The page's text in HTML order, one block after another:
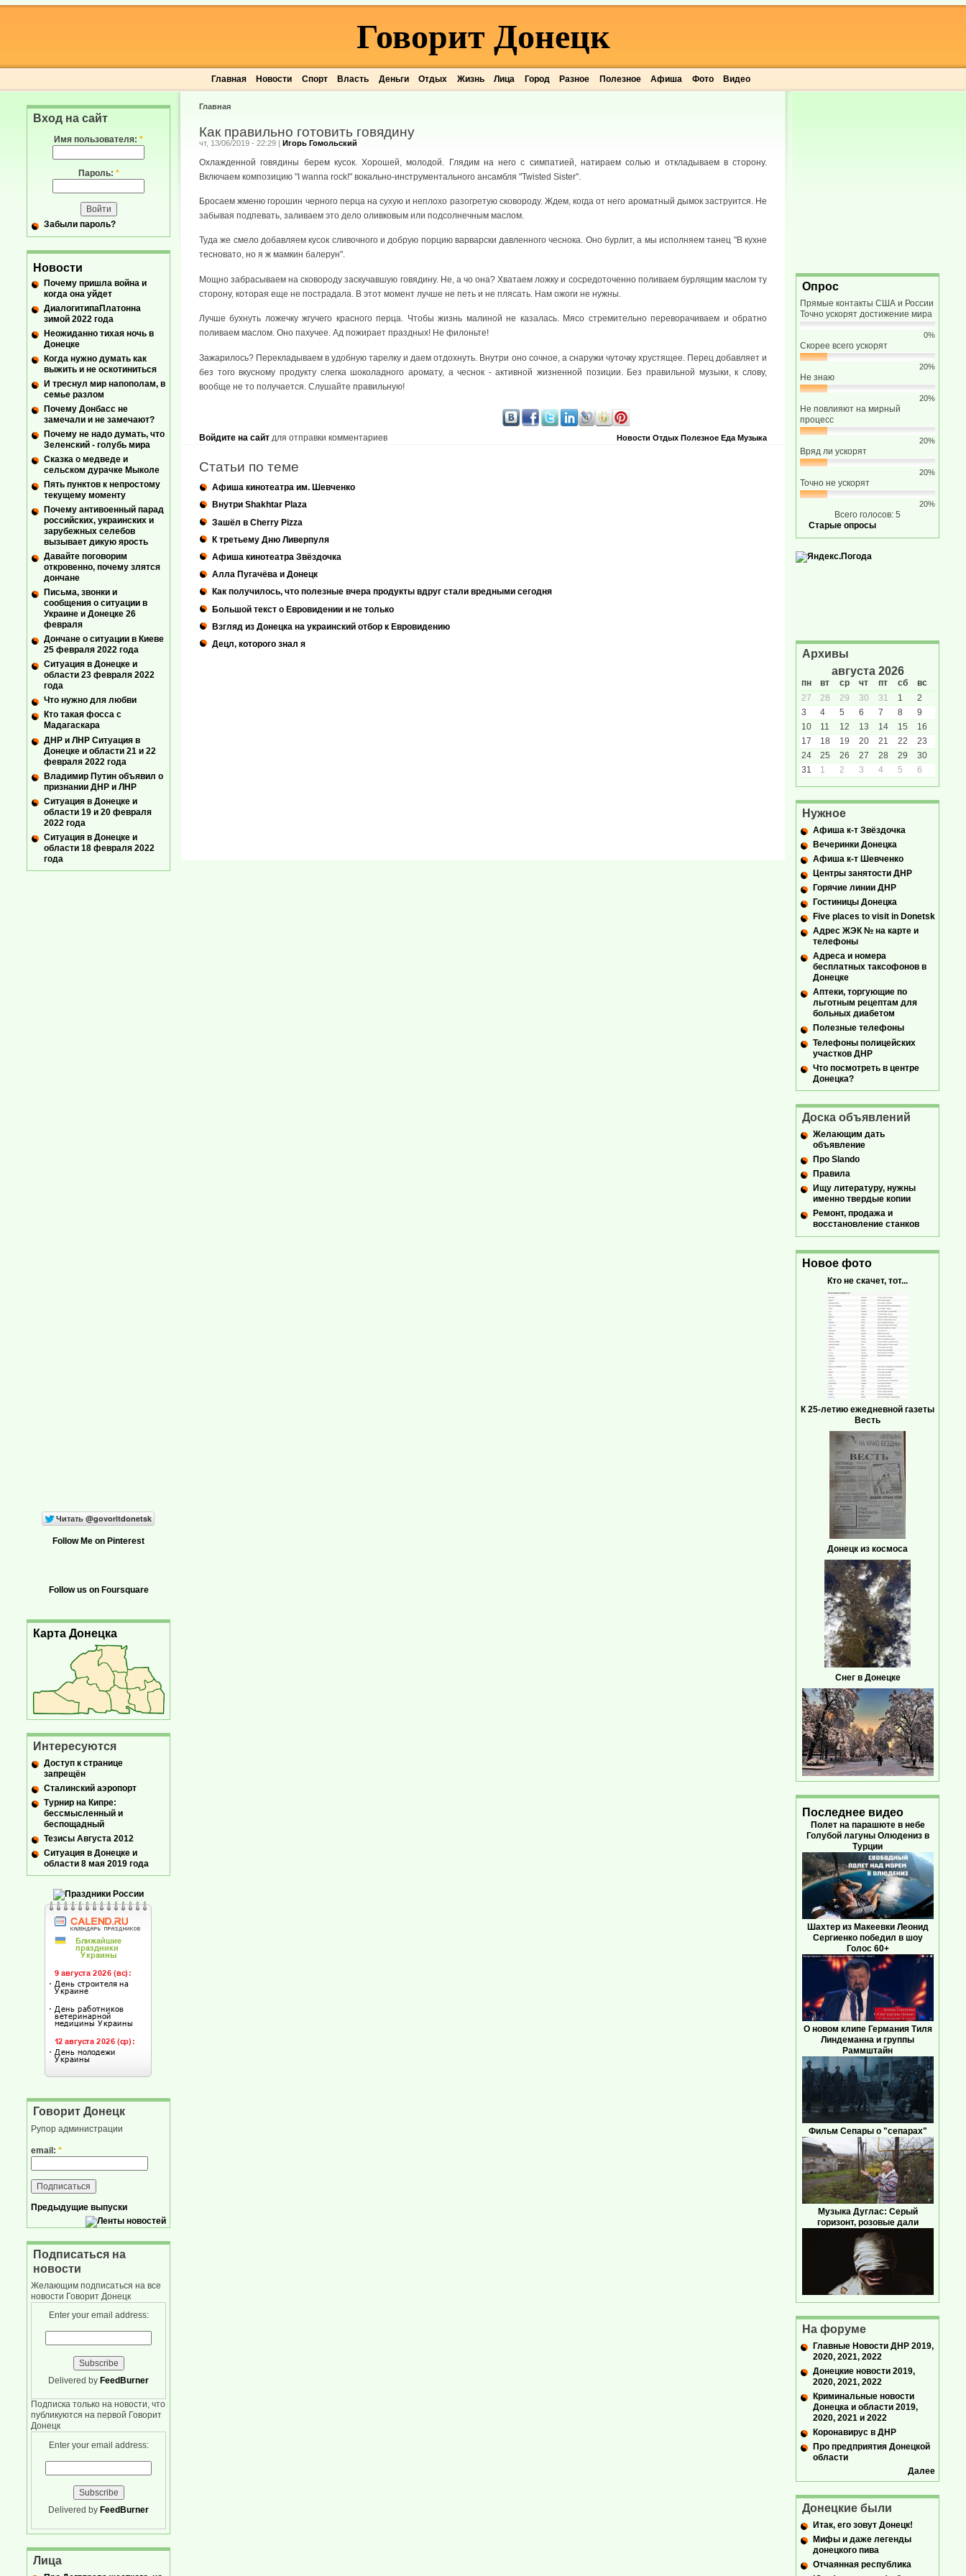
Главная Новости Спорт Власть Деньги Отдых Жизнь Лица Город Разное Полезное Афиша Фото Видео
Говорит Донецк
Главная
Как правильно готовить говядину
чт, 13/06/2019 - 22:29 | Игорь Гомольский
Охлажденной говядины берем кусок. Хорошей, молодой. Глядим на него с симпатией, натираем солью и откладываем в сторону.
Включаем композицию "I wanna rock!" вокально-инструментального ансамбля "Twisted Sister".
Бросаем жменю горошин черного перца на сухую и неплохо разогретую сковороду. Ждем, когда от него ароматный дымок заструится. Не
забывая подпевать, заливаем это дело оливковым или подсолнечным маслом.
Туда же смело добавляем кусок сливочного и добрую порцию варварски давленного чеснока. Оно бурлит, а мы исполняем танец "В кухне
тесновато, но я ж мамкин балерун".
Мощно забрасываем на сковороду заскучавшую говядину. Не, а чо она? Хватаем ложку и сосредоточенно поливаем бурлящим маслом ту
сторону, которая еще не пострадала. В этот момент лучше не петь и не плясать. Нам ожоги не нужны.
Лучше бухнуть ложечку жгучего красного перца. Чтобы жизнь малиной не казалась. Мясо стремительно переворачиваем и обратно
поливаем маслом. Оно пахучее. Ад пожирает праздных! Не филоньте!
Зажарилось? Перекладываем в удобную тарелку и даем отдохнуть. Внутри оно сочное, а снаружи чуточку хрустящее. Перец добавляет и
без того вкусному продукту слегка шоколадного аромату, а чеснок - активной жизненной позиции. Без правильной музыки, к слову,
вообще не то получается. Слушайте правильную!
Новости Отдых Полезное Еда Музыка
Войдите на сайт для отправки комментариев
Статьи по теме
Афиша кинотеатра им. Шевченко
Внутри Shakhtar Plaza
Зашёл в Cherry Pizza
К третьему Дню Ливерпуля
Афиша кинотеатра Звёздочка
Алла Пугачёва и Донецк
Как получилось, что полезные вчера продукты вдруг стали вредными сегодня
Большой текст о Евровидении и не только
Взгляд из Донецка на украинский отбор к Евровидению
Децл, которого знал я
Вход на сайт
Имя пользователя: *
Пароль: *
Забыли пароль?
Новости
Почему пришла война и
когда она уйдет
ДиалогитипаПлатонна
зимой 2022 года
Неожиданно тихая ночь в
Донецке
Когда нужно думать как
выжить и не оскотиниться
И треснул мир напополам, в
семье разлом
Почему Донбасс не
замечали и не замечают?
Почему не надо думать, что
Зеленский - голубь мира
Сказка о медведе и
сельском дурачке Мыколе
Пять пунктов к непростому
текущему моменту
Почему антивоенный парад
российских, украинских и
зарубежных селебов
вызывает дикую ярость
Давайте поговорим
откровенно, почему злятся
дончане
Письма, звонки и
сообщения о ситуации в
Украине и Донецке 26
февраля
Дончане о ситуации в Киеве
25 февраля 2022 года
Ситуация в Донецке и
области 23 февраля 2022
года
Что нужно для любви
Кто такая фосса с
Мадагаскара
ДНР и ЛНР Ситуация в
Донецке и области 21 и 22
февраля 2022 года
Владимир Путин объявил о
признании ДНР и ЛНР
Ситуация в Донецке и
области 19 и 20 февраля
2022 года
Ситуация в Донецке и
области 18 февраля 2022
года
Follow Me on Pinterest
Follow us on Foursquare
Карта Донецка
Интересуются
Доступ к странице
запрещён
Сталинский аэропорт
Турнир на Кипре:
бессмысленный и
беспощадный
Тезисы Августа 2012
Ситуация в Донецке и
области 8 мая 2019 года
Говорит Донецк
Рупор администрации
email: *
Предыдущие выпуски
Подписаться на
новости
Желающим подписаться на все
новости Говорит Донецк
Enter your email address:
Delivered by FeedBurner
Подписка только на новости, что
публикуются на первой Говорит
Донецк
Enter your email address:
Delivered by FeedBurner
Лица
Опрос
Прямые контакты США и России
Точно ускорят достижение мира
0%
Скорее всего ускорят
20%
Не знаю
20%
Не повлияют на мирный
процесс
20%
Вряд ли ускорят
20%
Точно не ускорят
20%
Всего голосов: 5
Старые опросы
Архивы
августа 2026
пн вт ср чт пт сб
вс
27
28 29 30 31 1
2
3
4 5 6 7 8
9
10
11 12 13 14 15
16
17
18 19 20 21 22
23
24
25 26 27 28 29
30
31
1 2 3 4 5 6
Нужное
Афиша к-т Звёздочка
Вечеринки Донецка
Афиша к-т Шевченко
Центры занятости ДНР
Горячие линии ДНР
Гостиницы Донецка
Five places to visit in Donetsk
Адрес ЖЭК № на карте и
телефоны
Адреса и номера
бесплатных таксофонов в
Донецке
Аптеки, торгующие по
льготным рецептам для
больных диабетом
Полезные телефоны
Телефоны полицейских
участков ДНР
Что посмотреть в центре
Донецка?
Доска объявлений
Желающим дать
объявление
Про Slando
Правила
Ищу литературу, нужны
именно твердые копии
Ремонт, продажа и
восстановление станков
Новое фото
Кто не скачет, тот...
К 25-летию ежедневной газеты
Весть
Донецк из космоса
Снег в Донецке
Последнее видео
Полет на парашюте в небе
Голубой лагуны Олюдениз в
Турции
Шахтер из Макеевки Леонид
Сергиенко победил в шоу
Голос 60+
О новом клипе Германия Тиля
Линдеманна и группы
Раммштайн
Фильм Сепары о "сепарах"
Музыка Дуглас: Серый
горизонт, розовые дали
На форуме
Главные Новости ДНР 2019,
2020, 2021, 2022
Донецкие новости 2019,
2020, 2021, 2022
Криминальные новости
Донецка и области 2019,
2020, 2021 и 2022
Коронавирус в ДНР
Про предприятия Донецкой
области
Далее
Донецкие были
Итак, его зовут Донецк!
Мифы и даже легенды
донецкого пива
Отчаянная республика